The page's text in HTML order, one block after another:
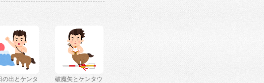
の出とケンタ
破魔矢とケンタウ